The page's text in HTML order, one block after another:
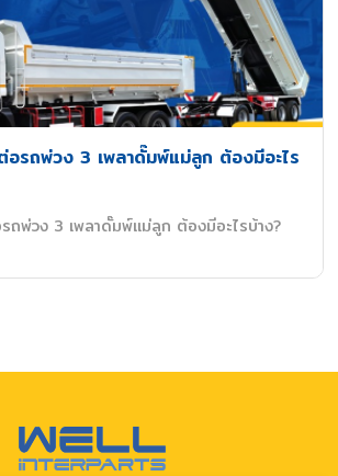
อรถพ่วง 3 เพลาดั๊มพ์แม่ลูก ต้องมีอะไร
ถพ่วง 3 เพลาดั๊มพ์แม่ลูก ต้องมีอะไรบ้าง?